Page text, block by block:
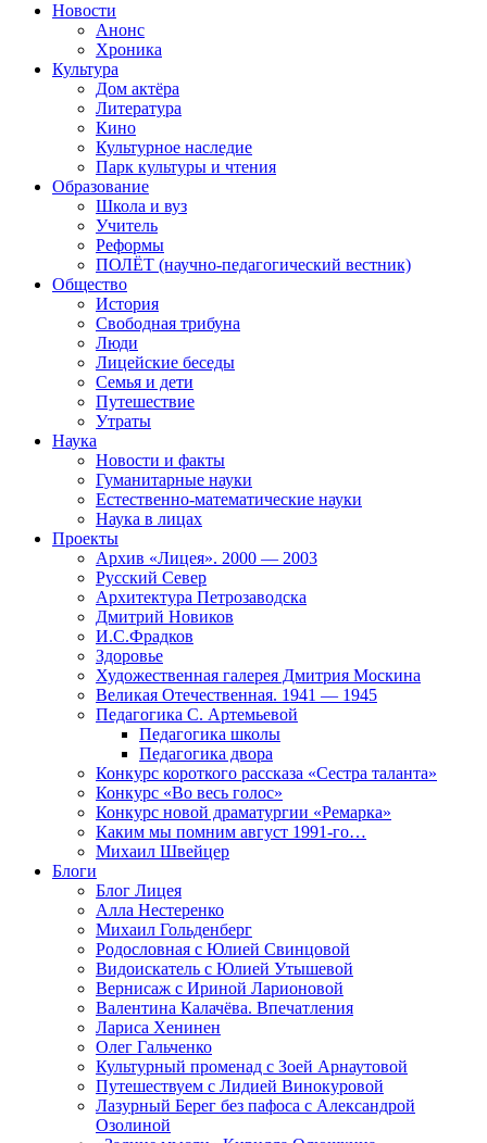
Новости
Анонс
Хроника
Культура
Дом актёра
Литература
Кино
Культурное наследие
Парк культуры и чтения
Образование
Школа и вуз
Учитель
Реформы
ПОЛЁТ (научно-педагогический вестник)
Общество
История
Свободная трибуна
Люди
Лицейские беседы
Семья и дети
Путешествие
Утраты
Наука
Новости и факты
Гуманитарные науки
Естественно-математические науки
Наука в лицах
Проекты
Архив «Лицея». 2000 — 2003
Русский Север
Архитектура Петрозаводска
Дмитрий Новиков
И.С.Фрадков
Здоровье
Художественная галерея Дмитрия Москина
Великая Отечественная. 1941 — 1945
Педагогика С. Артемьевой
Педагогика школы
Педагогика двора
Конкурс короткого рассказа «Сестра таланта»
Конкурс «Во весь голос»
Конкурс новой драматургии «Ремарка»
Каким мы помним август 1991-го…
Михаил Швейцер
Блоги
Блог Лицея
Алла Нестеренко
Михаил Гольденберг
Родословная с Юлией Свинцовой
Видоискатель с Юлией Утышевой
Вернисаж с Ириной Ларионовой
Валентина Калачёва. Впечатления
Лариса Хенинен
Олег Гальченко
Культурный променад с Зоей Арнаутовой
Путешествуем с Лидией Винокуровой
Лазурный Берег без пафоса с Александрой
Озолиной